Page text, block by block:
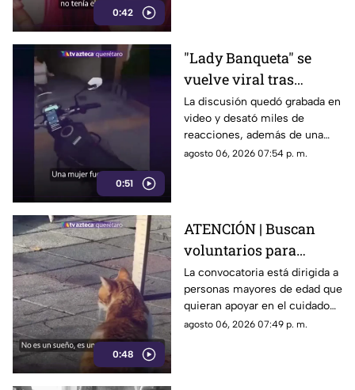
0:42
0:51
"Lady Banqueta" se
vuelve viral tras
confrontar a un
repartidor; así fue el
momento
La discusión quedó grabada en
video y desató miles de
reacciones, además de una
muestra de apoyo de
agosto 06, 2026 07:54 p. m.
0:48
ATENCIÓN | Buscan
voluntarios para
cuidar gatos en una
isla de Grecia
La convocatoria está dirigida a
personas mayores de edad que
quieran apoyar en el cuidado
de gatos rescatados mientras
agosto 06, 2026 07:49 p. m.